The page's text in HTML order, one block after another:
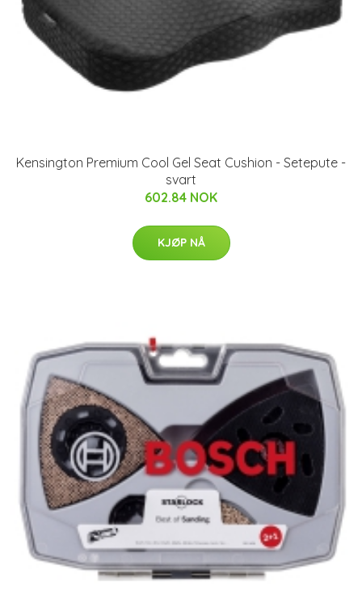
Kensington Premium Cool Gel Seat Cushion - Setepute -
svart
602.84 NOK
KJØP NÅ